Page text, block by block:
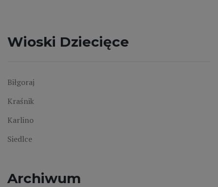
Wioski Dziecięce
Biłgoraj
Kraśnik
Karlino
Siedlce
Archiwum